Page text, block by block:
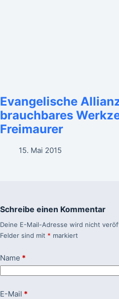
Evangelische
brauchbares
Freimaurer
15. Mai 2015
Schreibe einen Kommentar
Deine E-Mail-Adresse wird nicht
Felder sind mit * markiert
Name *
E-Mail *